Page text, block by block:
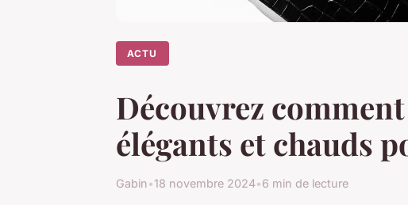
ACTU
Découvrez
élégants et chauds
Gabin•18 novembre 2024•6 min de lecture